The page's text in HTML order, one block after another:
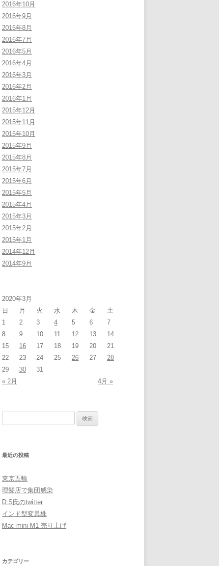
2016年10月
2016年9月
2016年8月
2016年7月
2016年5月
2016年4月
2016年3月
2016年2月
2016年1月
2015年12月
2015年11月
2015年10月
2015年9月
2015年8月
2015年7月
2015年6月
2015年5月
2015年4月
2015年3月
2015年2月
2015年1月
2014年12月
2014年9月
2020年3月
日
月 火 水 木 金
土
1
2 3 4 5 6
7
8
9 10 11 12 13
14
15
16 17 18 19 20
21
22
23 24 25 26 27
28
29
30
31
« 2月
4月 »
最近の投稿
東京五輪
理髪店で集団感染
D.S氏のtwitter
インド型変異株
Mac mini M1 売り上げ
カテゴリー